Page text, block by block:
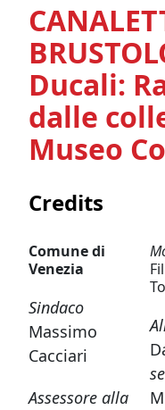
Ducali:
dalle
Museo
Credits
Comune di
Venezia
Sindaco
Massimo
Cacciari
Assessore alla